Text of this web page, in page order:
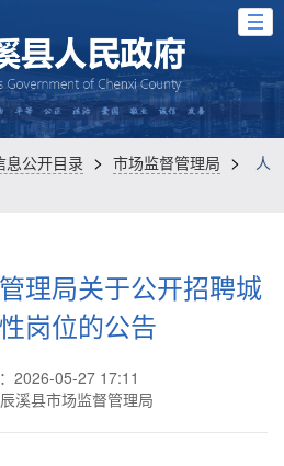
息公开目录 > 市场监督管理局 >
人
理局关于公开招聘城
岗位的公告
2026-05-27 17:11
溪县市场监督管理局